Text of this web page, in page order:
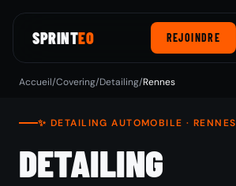
SPRINTEO REJOINDRE
Accueil/Covering/Detailing/Rennes
✨ DETAILING AUTOMOBILE · RENNES
DETAILING